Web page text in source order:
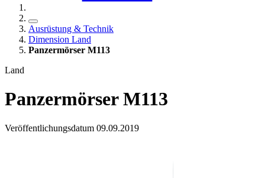
Ausrüstung & Technik
Dimension Land
Panzermörser M113
Land
Panzermörser M113
Veröffentlichungsdatum 09.09.2019